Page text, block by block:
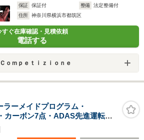
保証
保証付 整備
法定整備付
住所
神奈川県横浜市都筑区
すぐ在庫確認・見積依頼
電話する
ｏｍｐｅｔｉｚｉｏｎｅ
ーメイドプログラム・
カーボン7点・ADAS先進運転シ
ウンドビュー・MagneRideデュ
ン・パッセンジャーディスプレ